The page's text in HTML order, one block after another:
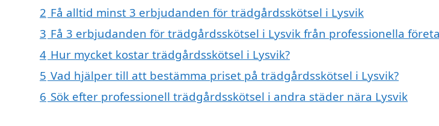
2 Få alltid minst 3 erbjudanden för trädgårdsskötsel i Lysvik
3 Få 3 erbjudanden för trädgårdsskötsel i Lysvik från professionella
4 Hur mycket kostar trädgårdsskötsel i Lysvik?
5 Vad hjälper till att bestämma priset på trädgårdsskötsel i Lysvik?
6 Sök efter professionell trädgårdsskötsel i andra städer nära Lysvik